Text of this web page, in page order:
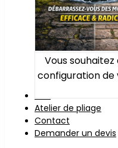
Vous
configuration
Atelier de pliage
Contact
Demander un devis